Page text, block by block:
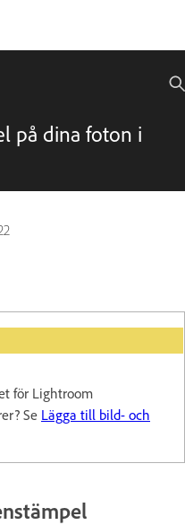
på dina foton i
för Lightroom
Se Lägga till bild- och